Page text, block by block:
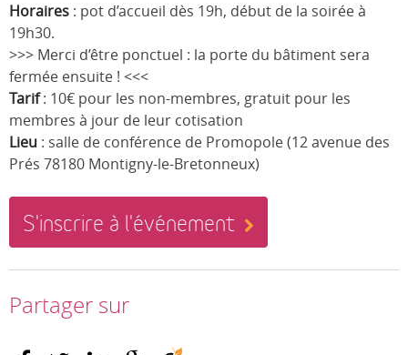
Horaires : pot d’accueil dès 19h, début de la soirée à
19h30.
>>> Merci d’être ponctuel : la porte du bâtiment sera
fermée ensuite ! <<<
Tarif: 10€ pour les non-membres, gratuit pour les
membres à jour de leur cotisation
Lieu : salle de conférence de Promopole (12 avenue des
Prés 78180 Montigny-le-Bretonneux)
S'inscrire à l'événement
Partager sur